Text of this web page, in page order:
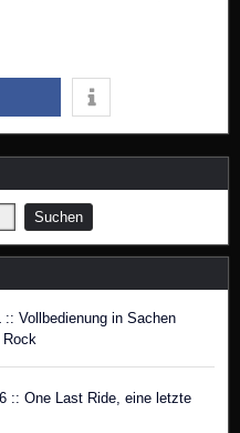
:: Vollbedienung in Sachen
Rock
:: One Last Ride, eine letzte